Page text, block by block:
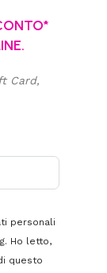
Card,
personali
Ho letto,
questo